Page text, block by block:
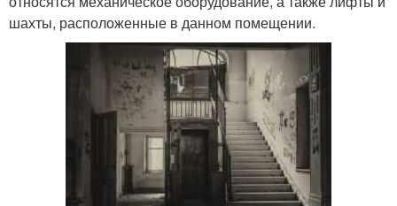
шахты, расположенные в данном помещении.